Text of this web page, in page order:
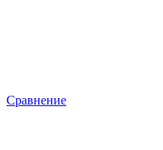
Сравнение